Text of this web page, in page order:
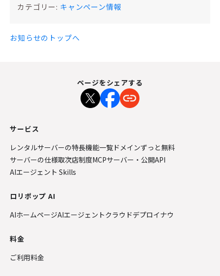
カテゴリー: キャンペーン情報
お知らせのトップへ
ページをシェアする
サービス
レンタルサーバーの特長機能一覧 ドメインずっと無料
サーバーの仕様取次店制度MCPサーバー・公開API
AIエージェント Skills
ロリポップ AI
AIホームページAIエージェントクラウドデプロイナウ
料金
ご利用料金